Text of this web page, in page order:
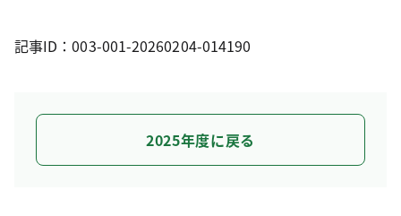
記事ID：003-001-20260204-014190
2025年度に戻る